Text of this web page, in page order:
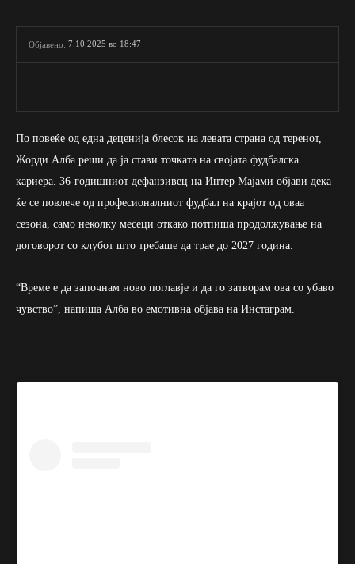
Објавено: 7.10.2025 во 18:47
По повеќе од една деценија блесок на левата страна од теренот,
Жорди Алба реши да ја стави точката на својата фудбалска
кариера. 36-годишниот дефанзивец на Интер Мајами објави дека
ќе се повлече од професионалниот фудбал на крајот од оваа
сезона, само неколку месеци откако потпиша продолжување на
договорот со клубот што требаше да трае до 2027 година.
“Време е да започнам ново поглавје и да го затворам ова со убаво
чувство”, напиша Алба во емотивна објава на Инстаграм.